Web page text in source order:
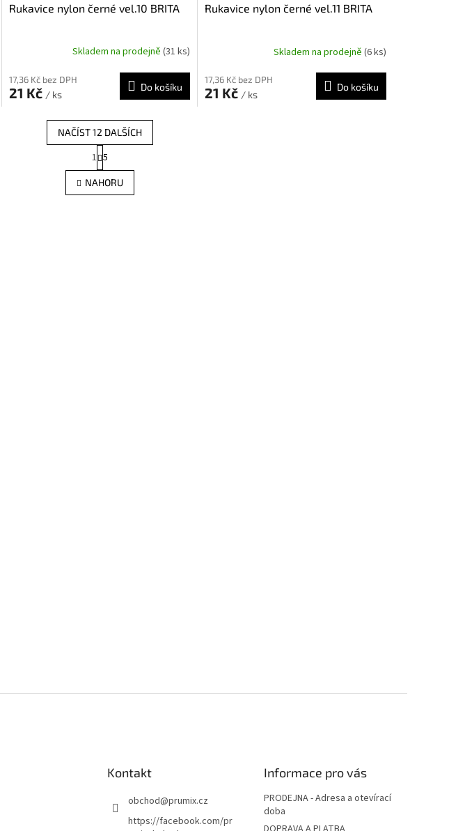
Rukavice nylon černé vel.10 BRITA
Skladem na prodejně (31 ks)
17,36 Kč bez DPH
21 Kč / ks
Do košíku
Rukavice nylon černé vel.11 BRITA
Skladem na prodejně (6 ks)
17,36 Kč bez DPH
21 Kč / ks
Do košíku
O
v
l
NAČÍST 12 DALŠÍCH
t
r
á
n
1 5
NAHORU
Kontakt
obchod@prumix.cz
https://facebook.com/pr
Informace pro vás
PRODEJNA - Adresa a otevírací
doba